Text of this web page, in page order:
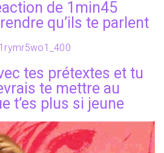
de 1min45
qu’ils te parlent
tes prétextes et tu
te mettre au
t’es plus si jeune